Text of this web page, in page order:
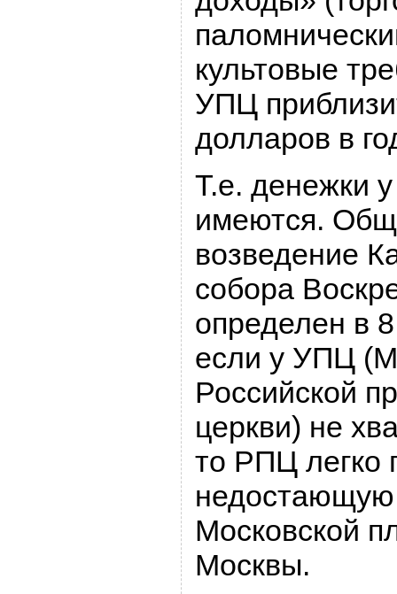
культовые
УПЦ
долларов в
Т.е. денежки
имеются.
возведение
собора
определен в
если у УПЦ
Российской
церкви) не
то РПЦ легко
недостающую
Московской
Москвы.